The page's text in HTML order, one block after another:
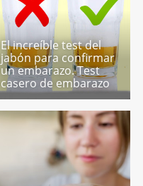
El increíble test del
jabón para confirmar
un embarazo. Test
casero de embarazo